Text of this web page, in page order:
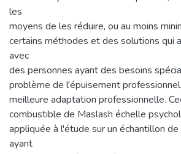
les
moyens de les réduire, ou au moins
certains méthodes et des solutions qui
avec
des personnes ayant des besoins
problème de l'épuisement
meilleure adaptation professionnelle.
combustible de Maslash échelle
appliquée à l'étude sur un échantillon
ayant